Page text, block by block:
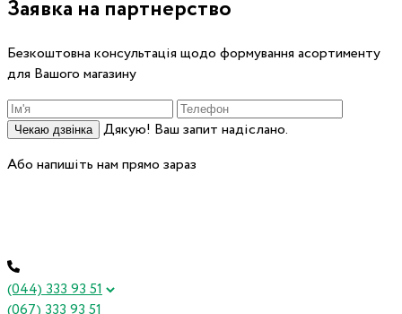
Заявка на партнерство
Безкоштовна консультація щодо формування асортименту
для Вашого магазину
Чекаю дзвінка
Дякую! Ваш запит надіслано.
Або напишіть нам прямо зараз
(044) 333 93 51